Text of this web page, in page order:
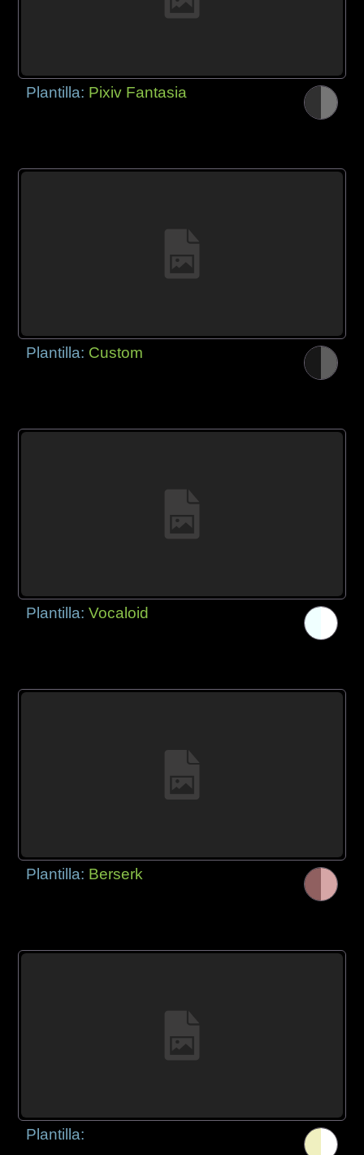
Plantilla: Pixiv Fantasia
Plantilla: Custom
Plantilla:Vocaloid
Plantilla: Berserk
Plantilla: